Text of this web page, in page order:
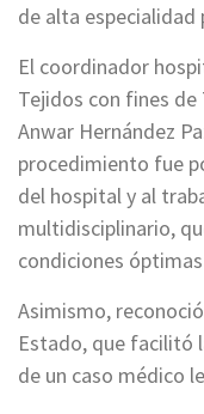
de alta especialidad
El coordinador
Tejidos con fines
Anwar Hernández
procedimiento fue
del hospital y al
multidisciplinario,
condiciones
Asimismo,
Estado, que facilitó
de un caso médico